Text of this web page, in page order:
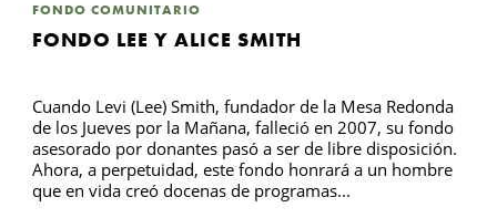
FONDO COMUNITARIO
FONDO LEE Y ALICE SMITH
Cuando Levi (Lee) Smith, fundador de la Mesa Redonda
de los Jueves por la Mañana, falleció en 2007, su fondo
asesorado por donantes pasó a ser de libre disposición.
Ahora, a perpetuidad, este fondo honrará a un hombre
que en vida creó docenas de programas...